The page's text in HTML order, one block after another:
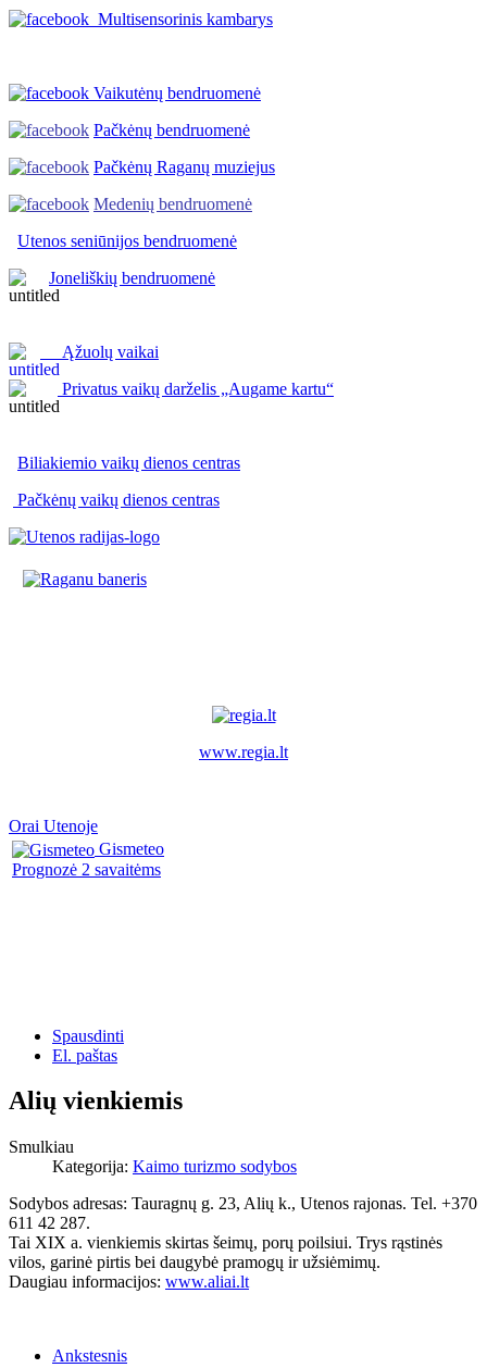
Multisensorinis kambarys
Vaikutėnų bendruomenė
Pačkėnų bendruomenė
Pačkėnų Raganų muziejus
Medenių bendruomenė
Utenos seniūnijos bendruomenė
Joneliškių bendruomenė
Ąžuolų vaikai
Privatus vaikų darželis „Augame kartu“
Biliakiemio vaikų dienos centras
Pačkėnų vaikų dienos centras
www.regia.lt
Orai Utenoje
Gismeteo
Prognozė 2 savaitėms
Spausdinti
El. paštas
Alių vienkiemis
Smulkiau
Kategorija: Kaimo turizmo sodybos
Sodybos adresas: Tauragnų g. 23, Alių k., Utenos rajonas. Tel. +370
611 42 287.
Tai XIX a. vienkiemis skirtas šeimų, porų poilsiui. Trys rąstinės
vilos, garinė pirtis bei daugybė pramogų ir užsiėmimų.
Daugiau informacijos: www.aliai.lt
Ankstesnis